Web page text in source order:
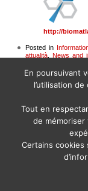
http://
Posted in
attualità ,News and
En poursuivant
l’utilisation
Tout en
de
Certains cookies